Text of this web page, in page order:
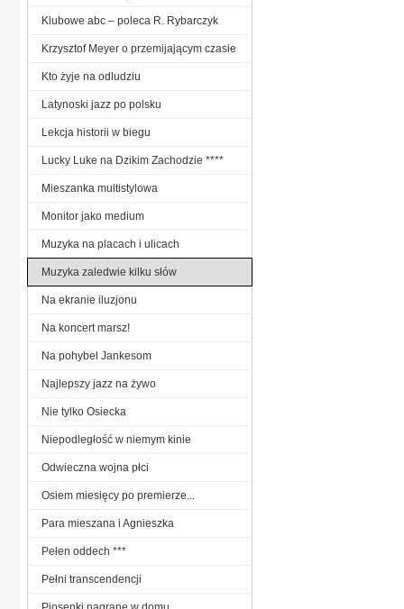
Klubowe abc – poleca R. Rybarczyk
Krzysztof Meyer o przemijającym czasie
Kto żyje na odludziu
Latynoski jazz po polsku
Lekcja historii w biegu
Lucky Luke na Dzikim Zachodzie ****
Mieszanka multistylowa
Monitor jako medium
Muzyka na placach i ulicach
Muzyka zaledwie kilku słów
Na ekranie iluzjonu
Na koncert marsz!
Na pohybel Jankesom
Najlepszy jazz na żywo
Nie tylko Osiecka
Niepodległość w niemym kinie
Odwieczna wojna płci
Osiem miesięcy po premierze...
Para mieszana i Agnieszka
Pełen oddech ***
Pełni transcendencji